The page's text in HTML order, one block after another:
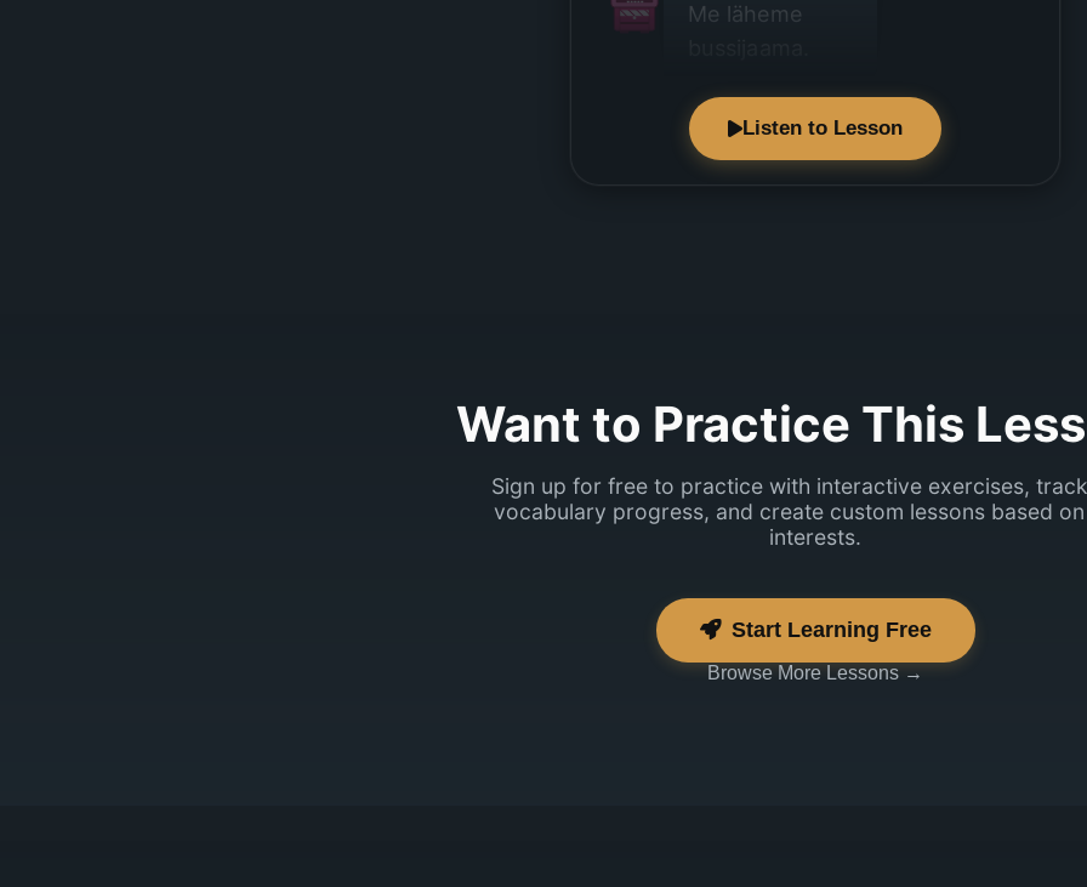
Me läheme
Listen to Lesson
Want to Practice This
Sign up for free to practice with interactive exercises,
vocabulary progress, and create custom lessons based
interests.
Start Learning Free
Browse More Lessons →